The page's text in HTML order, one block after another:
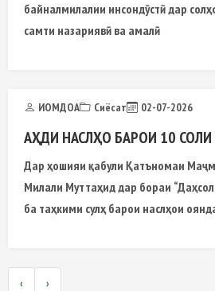
байналмилалии инсондӯстӣ дар
самти назариявӣ ва амалӣ
ИОМДОА Сиёсат 02-07-2026
АҲДИ НАСЛҲО БАРОИ 10
Дар ҳошияи қабули Қатъномаи Маҷмааи Умумии Созмони
Милали Муттаҳид дар бораи
ба таҳкими сулҳ барои наслҳои
‹ ›